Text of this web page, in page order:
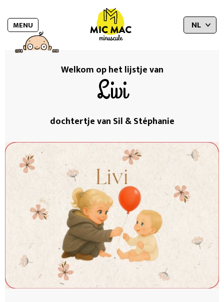
MENU
Welkom op het lijstje van
Livi
dochtertje van Sil & Stéphanie